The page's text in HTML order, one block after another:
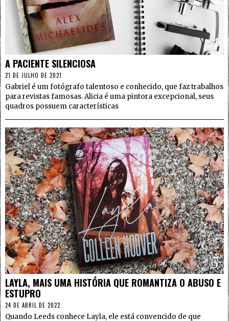
4
A PACIENTE SILENCIOSA
21 DE JULHO DE 2021
Gabriel é um fotógrafo talentoso e conhecido, que faz trabalhos
para revistas famosas. Alicia é uma pintora excepcional, seus
quadros possuem características
5
LAYLA, MAIS UMA HISTÓRIA QUE ROMANTIZA O ABUSO E
ESTUPRO
24 DE ABRIL DE 2022
Quando Leeds conhece Layla, ele está convencido de que